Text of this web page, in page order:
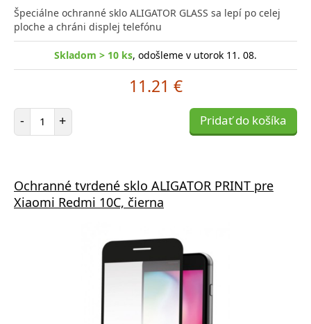
Špeciálne ochranné sklo ALIGATOR GLASS sa lepí po celej
ploche a chráni displej telefónu
Skladom > 10 ks, odošleme v utorok 11. 08.
11.21 €
- Počet položiek
+ Pridať do košíka
Ochranné tvrdené sklo ALIGATOR PRINT pre
Xiaomi Redmi 10C, čierna